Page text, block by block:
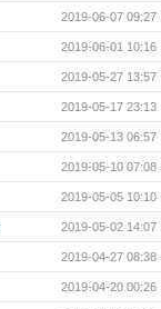
2019-06-07 09:27
2019-06-01 10:16
2019-05-27 13:57
2019-05-17 23:13
2019-05-13 06:57
2019-05-10 07:08
2019-05-05 10:10
2019-05-02 14:07
2019-04-27 08:38
2019-04-20 00:26